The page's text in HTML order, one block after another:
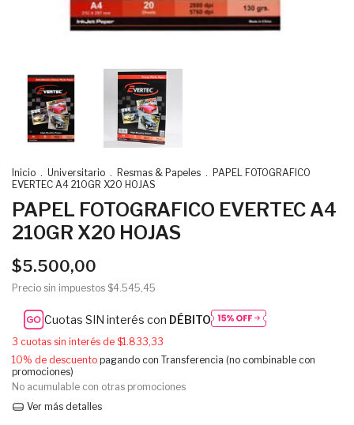
Inicio . Universitario . Resmas & Papeles . PAPEL FOTOGRAFICO
EVERTEC A4 210GR X20 HOJAS
PAPEL FOTOGRAFICO EVERTEC A4
210GR X20 HOJAS
$5.500,00
Precio sin impuestos $4.545,45
Cuotas SIN interés con DÉBITO
3 cuotas sin interés de $1.833,33
10% de descuento pagando con Transferencia (no combinable con
promociones)
No acumulable con otras promociones
Ver más detalles